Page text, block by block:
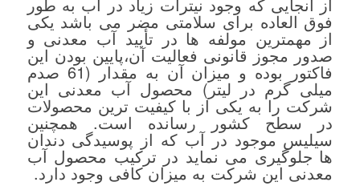
فوق العاده برای سلامتی مضر می باشد یکی
از مهمترین مولفه ها در تأیید آب معدنی و
صدور مجوز قانونی فعالیت آن،پایین بودن این
فاکتور بوده و میزان آن به مقدار (61 صدم
میلی گرم در لیتر) محصول آب معدنی این
شرکت را به یکی از با کیفیت ترین محصولات
در سطح کشور رسانده است. همچنین
سیلیس موجود در آب که از پوسیدگی دندان
ها جلوگیری می نماید در ترکیب محصول آب
معدنی این شرکت به میزان کافی وجود دارد.